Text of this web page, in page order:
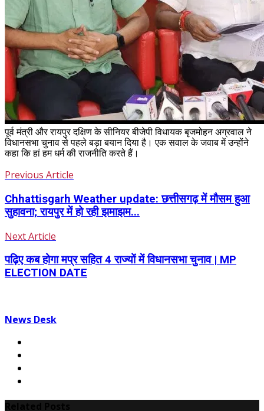
पूर्व मंत्री और रायपुर दक्षिण के सीनियर बीजेपी विधायक बृजमोहन अग्रवाल ने
विधानसभा चुनाव से पहले बड़ा बयान दिया है। एक सवाल के जवाब में उन्होंने
कहा कि हां हम धर्म की राजनीति करते हैं।
Previous Article
Chhattisgarh Weather update: छत्तीसगढ़ में मौसम हुआ
सुहावना; रायपुर में हो रही झमाझम...
Next Article
पढ़िए कब होगा मप्र सहित 4 राज्यों में विधानसभा चुनाव | MP
ELECTION DATE
News Desk